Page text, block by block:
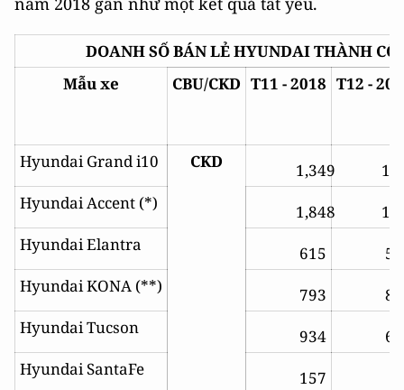
DOANH SỐ BÁN LẺ HYUNDAI THÀNH
Mẫu xe
CBU/CKD T11 - 2018 T12 -
Hyundai Grand i10 CKD 1,349
Hyundai Accent (*)
1,848
Hyundai Elantra
615
Hyundai KONA (**)
793
Hyundai Tucson
934
Hyundai SantaFe
157